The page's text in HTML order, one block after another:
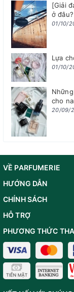
[Giải
ở đâu?
01/10/
Lựa
01/10/
cho
20/09/
VỀ PARFUMERIE
HƯỚNG DẪN
CHÍNH SÁCH
HỖ TRỢ
PHƯƠNG THỨC